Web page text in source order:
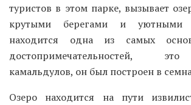
туристов в этом парке, вызывает
крутыми берегами и уютными
находится одна из самых
достопримечательностей,
камальдулов, он был построен в
Озеро находится на пути